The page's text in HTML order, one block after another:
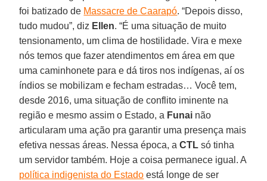
foi batizado de Massacre de Caarapó. “Depois disso,
tudo mudou”, diz Ellen. “É uma situação de muito
tensionamento, um clima de hostilidade. Vira e mexe
nós temos que fazer atendimentos em área em que
uma caminhonete para e dá tiros nos indígenas, aí os
índios se mobilizam e fecham estradas… Você tem,
desde 2016, uma situação de conflito iminente na
região e mesmo assim o Estado, a Funai não
articularam uma ação pra garantir uma presença mais
efetiva nessas áreas. Nessa época, aCTL só tinha
um servidor também. Hoje a coisa permanece igual. A
política indigenista do Estado está longe de ser